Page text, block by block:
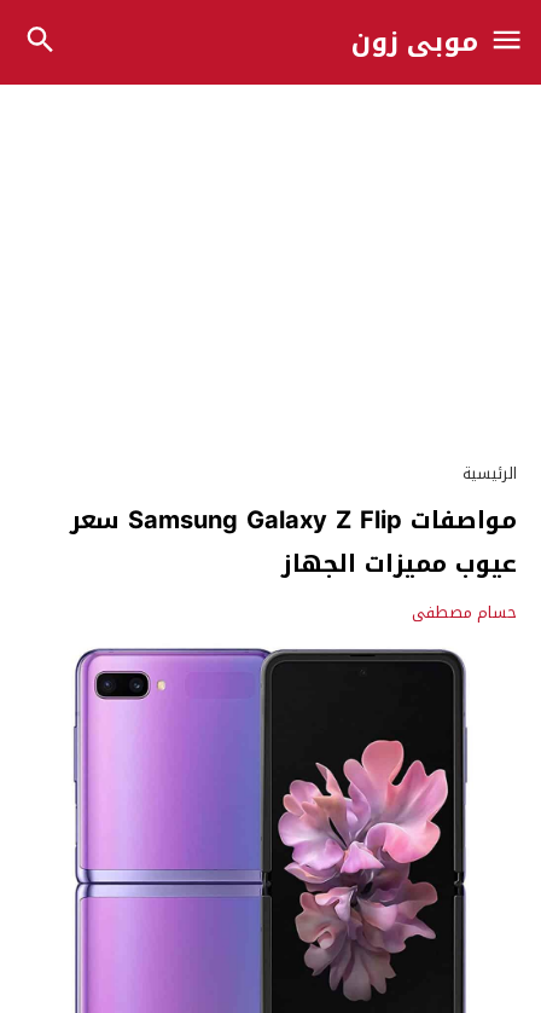
موبي زون
الرئيسية
مواصفات Samsung Galaxy Z Flip سعر
عيوب مميزات الجهاز
حسام مصطفى